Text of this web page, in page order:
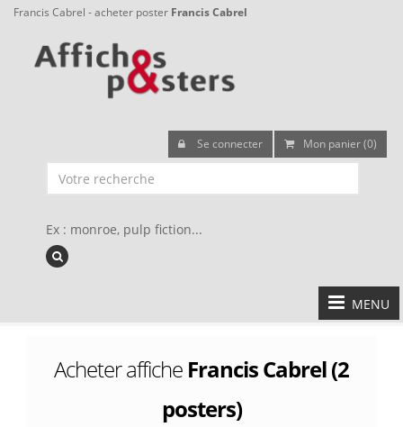
Francis Cabrel - acheter poster Francis Cabrel
Se connecter Mon panier (0)
Ex : monroe, pulp fiction...
MENU
Acheter affiche Francis Cabrel (2
posters)